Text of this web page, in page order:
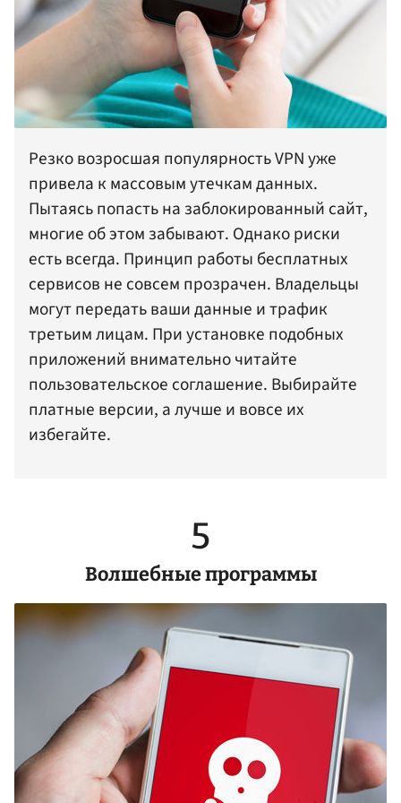
Резко возросшая популярность VPN уже
привела к массовым утечкам данных.
Пытаясь попасть на заблокированный сайт,
многие об этом забывают. Однако риски
есть всегда. Принцип работы бесплатных
сервисов не совсем прозрачен. Владельцы
могут передать ваши данные и трафик
третьим лицам. При установке подобных
приложений внимательно читайте
пользовательское соглашение. Выбирайте
платные версии, а лучше и вовсе их
избегайте.
5
Волшебные программы